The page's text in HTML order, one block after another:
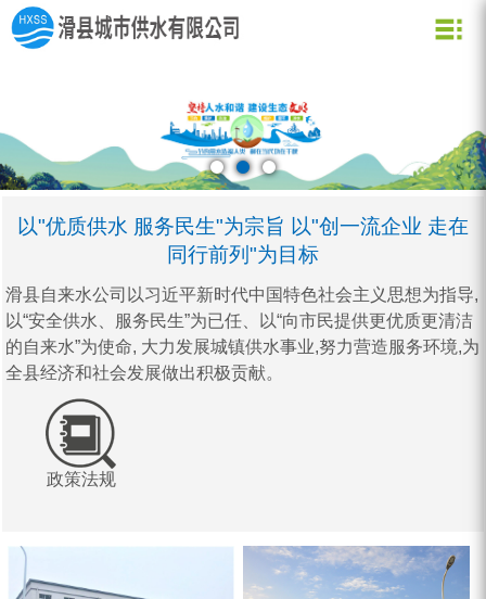
企业理念
创新理念
营业网点
水质信息
以"优质供水 服务民生"为宗旨 以"创一流企业 走在
同行前列"为目标
滑县自来水公司以习近平新时代中国特色社会主义思想为指导,
以“安全供水、服务民生”为已任、以“向市民提供更优质更清洁
的自来水”为使命, 大力发展城镇供水事业,努力营造服务环境,为
全县经济和社会发展做出积极贡献。
网上营业厅